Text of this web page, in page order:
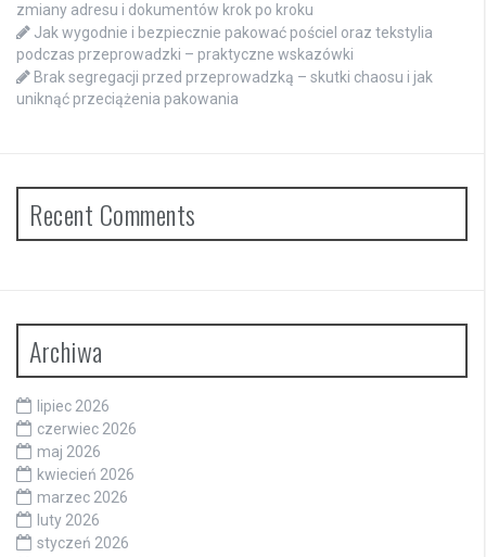
zmiany adresu i dokumentów krok po kroku
Jak wygodnie i bezpiecznie pakować pościel oraz tekstylia
podczas przeprowadzki – praktyczne wskazówki
Brak segregacji przed przeprowadzką – skutki chaosu i jak
uniknąć przeciążenia pakowania
Recent Comments
Archiwa
lipiec 2026
czerwiec 2026
maj 2026
kwiecień 2026
marzec 2026
luty 2026
styczeń 2026